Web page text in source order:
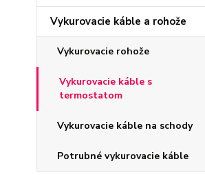
Vykurovacie káble a rohože
Vykurovacie rohože
Vykurovacie káble s
termostatom
Vykurovacie káble na schody
Potrubné vykurovacie káble